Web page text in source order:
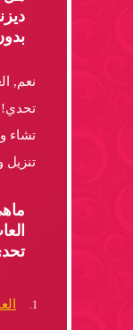
نعم,
تحدي!
تشاء